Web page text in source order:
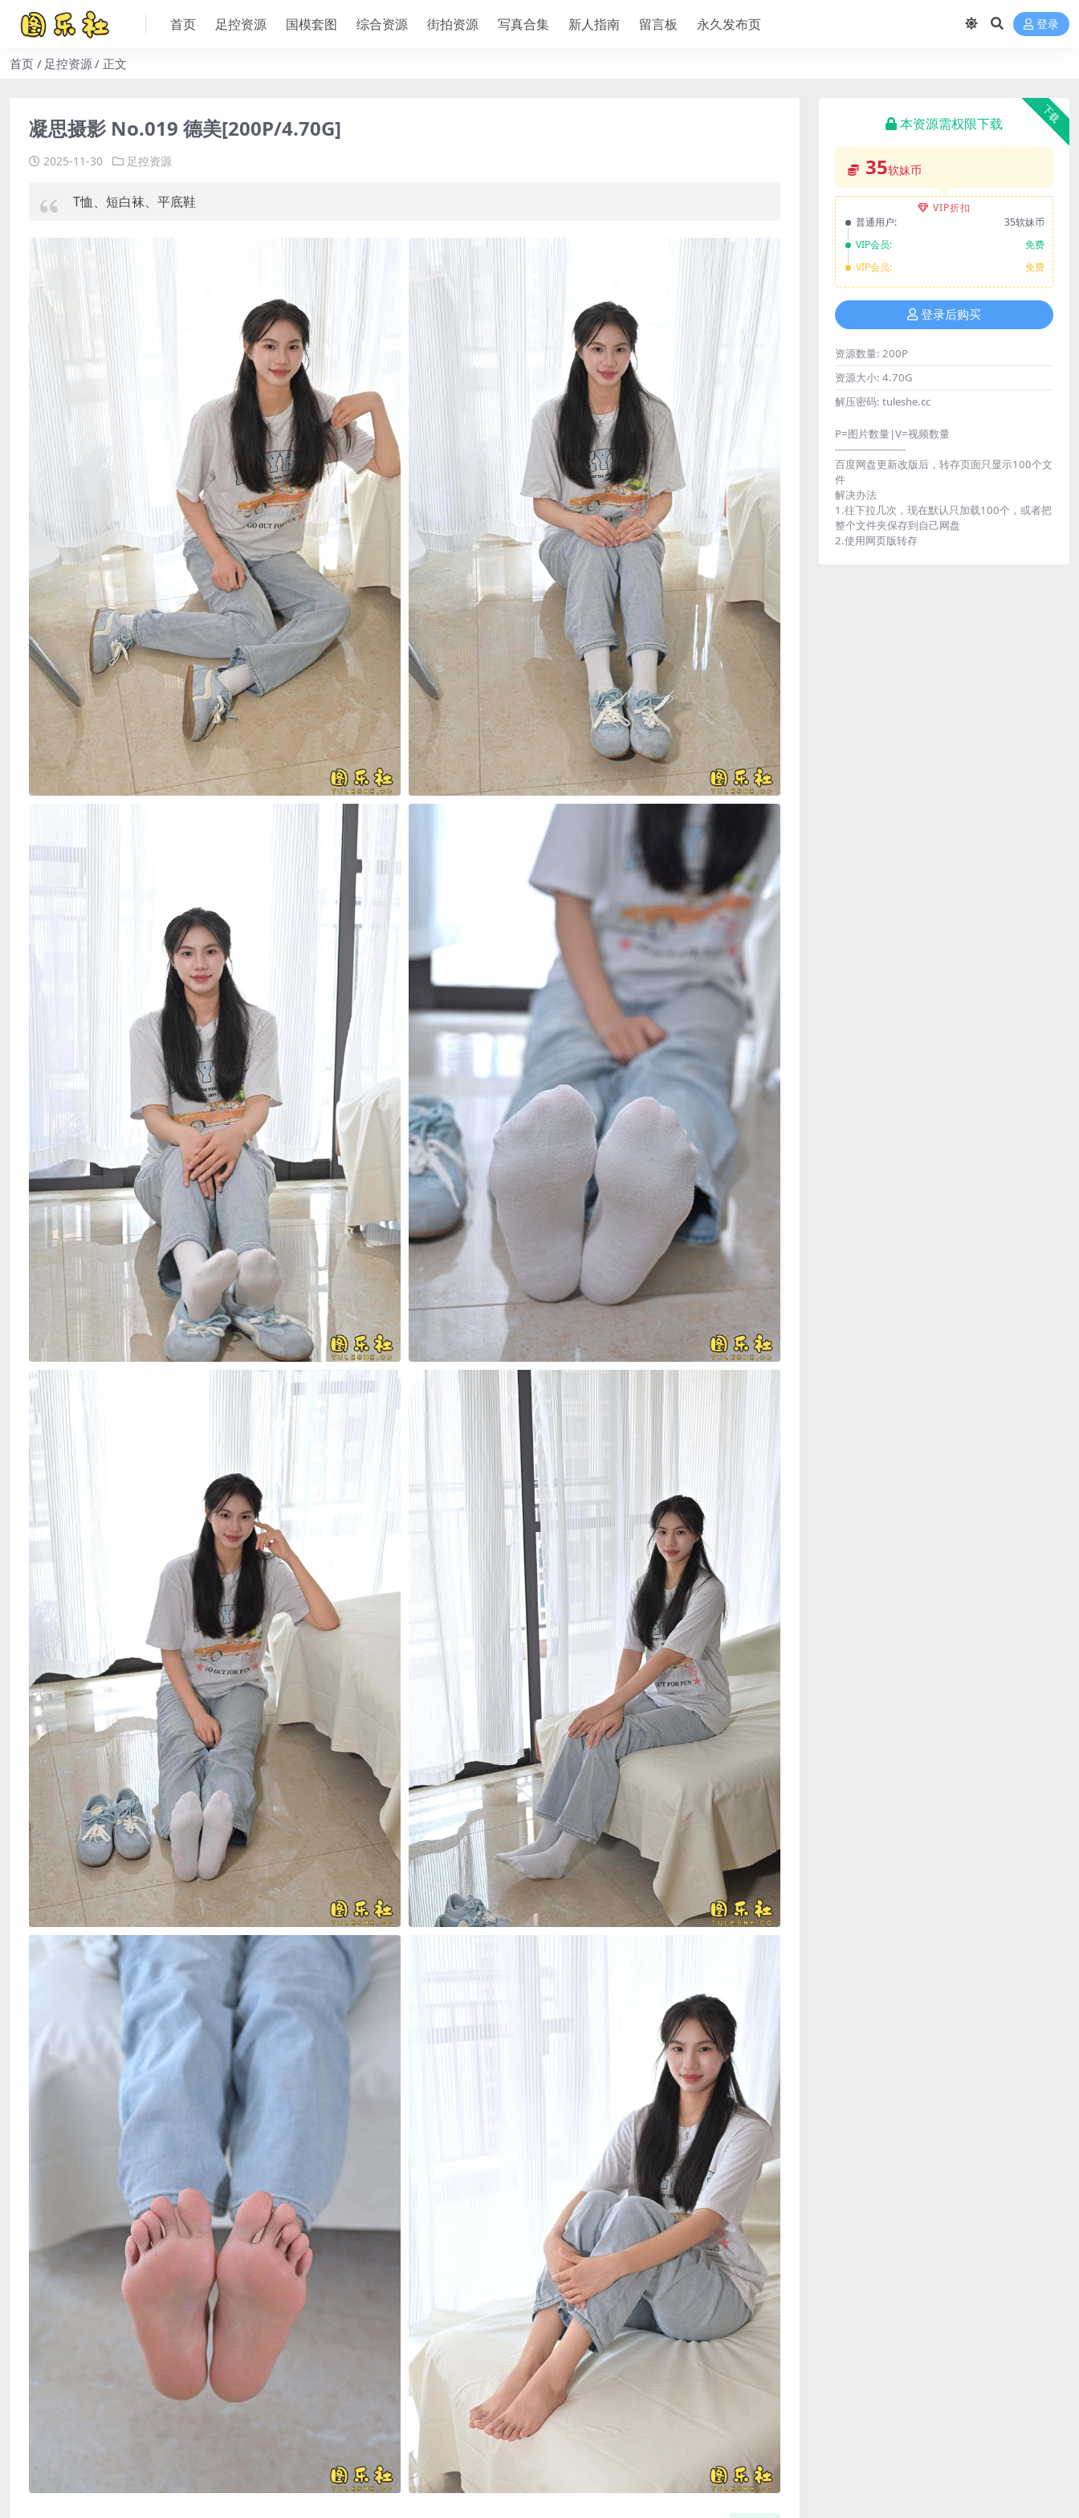
首页 足控资源 国模套图 综合资源 街拍资源 写真合集 新人指南 留言板 永久发布页 登录
首页 足控资源 正文
凝思摄影 No.019 德美[200P/4.70G]
2025-11-30 足控资源
T恤、短白袜、平底鞋
下载
本资源需权限下载
35软妹币
VIP折扣
普通用户:
35软妹币
VIP会员:
免费
VIP会员:
免费
登录后购买
资源数量: 200P
资源大小: 4.70G
解压密码: tuleshe.cc
P=图片数量|V=视频数量
----------------------
百度网盘更新改版后，转存页面只显示100个文
件
解决办法
1.往下拉几次，现在默认只加载100个，或者把
整个文件夹保存到自己网盘
2.使用网页版转存